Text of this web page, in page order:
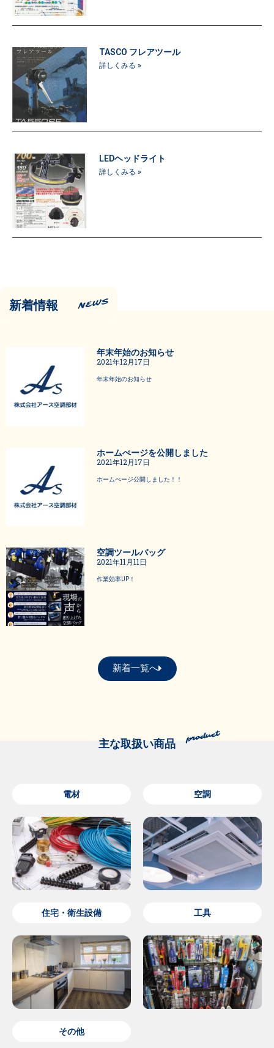
TASCO フレアツール
詳しくみる »
LEDヘッドライト
詳しくみる »
新着情報
年末年始のお知らせ
2021年12月17日
年末年始のお知らせ
ホームぺージを公開しました
2021年12月17日
ホームぺージ公開しました！！
空調ツールバッグ
2021年11月11日
作業効率UP！
新着一覧へ
主な取扱い商品
電材 空調
住宅・衛生設備 工具
その他